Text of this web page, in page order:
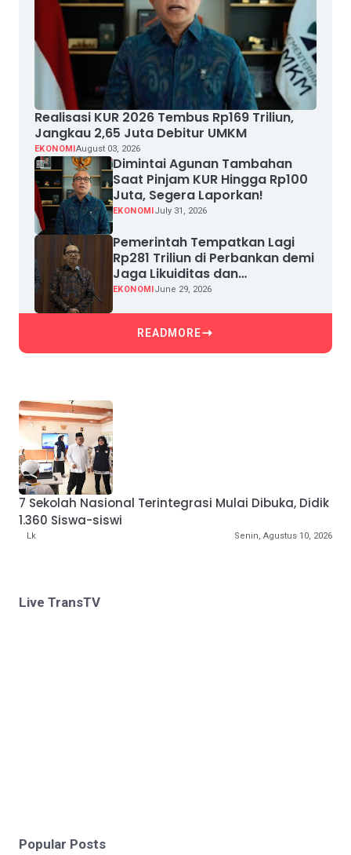
Realisasi KUR 2026 Tembus Rp169 Triliun,
Jangkau 2,65 Juta Debitur UMKM
EKONOMIAugust 03, 2026
Dimintai Agunan Tambahan
Saat Pinjam KUR Hingga Rp100
Juta, Segera Laporkan!
EKONOMIJuly 31, 2026
Pemerintah Tempatkan Lagi
Rp281 Triliun di Perbankan demi
Jaga Likuiditas dan
Pertumbuhan Kredit
EKONOMIJune 29, 2026
READMORE
7 Sekolah Nasional Terintegrasi Mulai Dibuka, Didik
1.360 Siswa-siswi
Lk Senin, Agustus 10, 2026
Live TransTV
Popular Posts